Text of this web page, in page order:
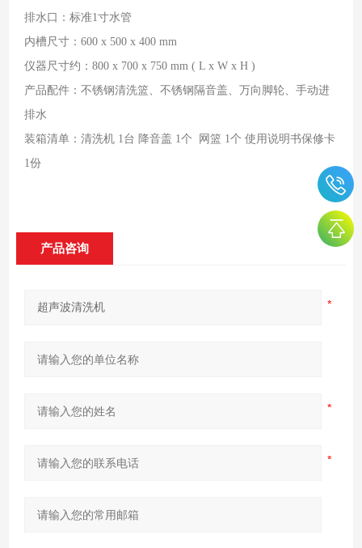
排水口：标准1寸水管
内槽尺寸：600 x 500 x 400 mm
仪器尺寸约：800 x 700 x 750 mm ( L x W x H )
产品配件：不锈钢清洗篮、不锈钢隔音盖、万向脚轮、手动进
排水
装箱清单：清洗机 1台 降音盖 1个 网篮 1个 使用说明书保修卡
1份
产品咨询